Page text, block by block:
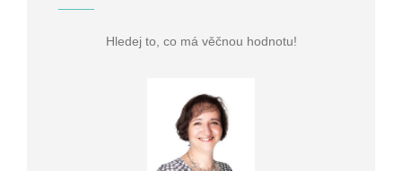
Hledej to, co má věčnou hodnotu!